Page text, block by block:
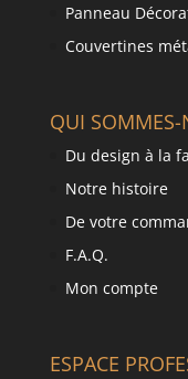
Panneau
Couvertines
QUI SOMMES-
Du design à la
Notre histoire
De votre
F.A.Q.
Mon compte
ESPACE